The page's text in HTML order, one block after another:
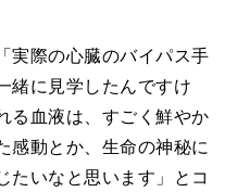
実際の心臓のバイパス手
緒に見学したんですけ
る血液は、すごく鮮やか
動とか、生命の神秘に
たいなと思います」とコ